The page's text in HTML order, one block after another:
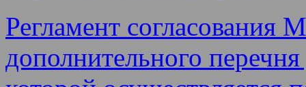
Регламент согласования
дополнительного